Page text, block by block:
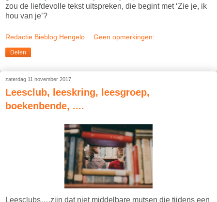
zou de liefdevolle tekst uitspreken, die begint met ‘Zie je, ik
hou van je’?
Redactie Bieblog Hengelo Geen opmerkingen:
Delen
zaterdag 11 november 2017
Leesclub, leeskring, leesgroep,
boekenbende, ....
Leesclubs….zijn dat niet middelbare mutsen die tijdens een